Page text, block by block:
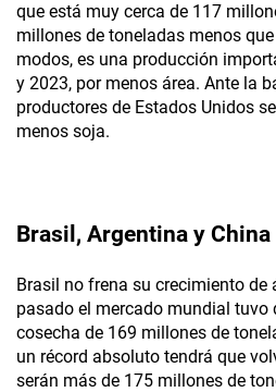
que está muy cerca de 117
millones de toneladas menos
modos, es una producción
y 2023, por menos área. Ante la
productores de Estados Unidos
menos soja.
Brasil, Argentina y China
Brasil no frena su crecimiento de
pasado el mercado mundial tuvo
cosecha de 169 millones de
un récord absoluto tendrá que
serán más de 175 millones de